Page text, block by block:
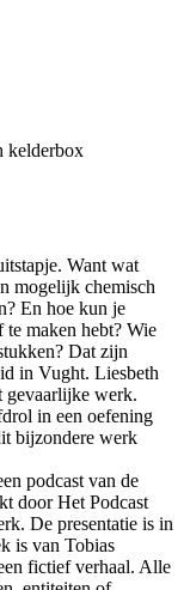
kelderbox
Want wat
mogelijk chemisch
En hoe kun je
te maken hebt? Wie
Dat zijn
in Vught. Liesbeth
gevaarlijke werk.
in een oefening
bijzondere werk
podcast van de
door Het Podcast
De presentatie is in
is van Tobias
fictief verhaal. Alle